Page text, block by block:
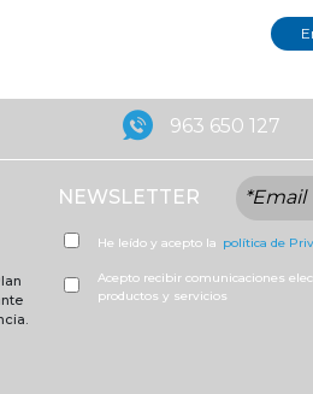
963 650 127
NEWSLETTER
He leído y acepto la política de
Acepto recibir comunicaciones
productos y servicios